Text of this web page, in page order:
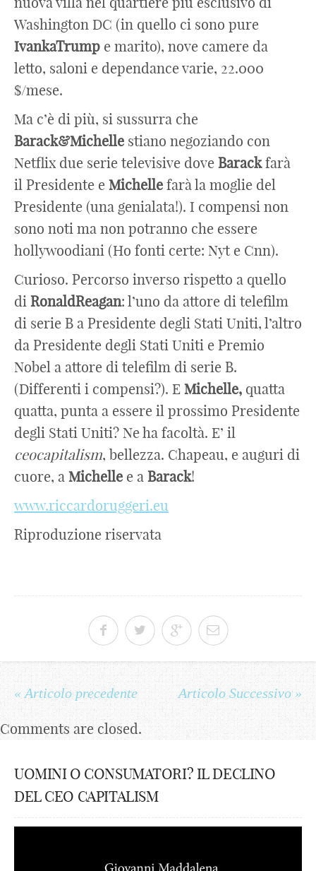
Washington DC (in quello ci sono pure
IvankaTrump e marito), nove camere da
letto, saloni e dependance varie, 22.000
$/mese.
Ma c’è di più, si sussurra che
Barack&Michelle stiano negoziando con
Netflix due serie televisive dove Barackfarà
il Presidente e Michelle farà la moglie del
Presidente (una genialata!). I compensi non
sono noti ma non potranno che essere
hollywoodiani (Ho fonti certe: Nyt e Cnn).
Curioso. Percorso inverso rispetto a quello
di RonaldReagan: l’uno da attore di telefilm
di serie B a Presidente degli Stati Uniti, l’altro
da Presidente degli Stati Uniti e Premio
Nobel a attore di telefilm di serie B.
(Differenti i compensi?). E Michelle, quatta
quatta, punta a essere il prossimo Presidente
degli Stati Uniti? Ne ha facoltà. E’ il
ceocapitalism, bellezza. Chapeau, e auguri di
cuore, a Michelle e a Barack!
www.riccardoruggeri.eu
Riproduzione riservata
« Articolo precedente Articolo Successivo »
Comments are closed.
UOMINI O CONSUMATORI? IL DECLINO
DEL CEO CAPITALISM